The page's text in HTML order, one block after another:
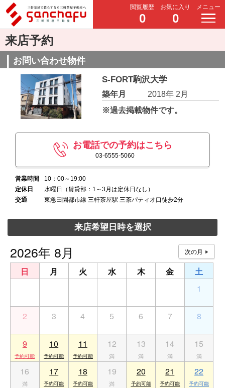
閲覧履歴
0
お気に入り
0
メニュー
来店予約
お問い合わせ物件
S-FORT駒沢大学
築年月
2018年 2月
※過去掲載物件です。
お電話での予約はこちら
03-6555-5060
営業時間
10：00～19:00
定休日
水曜日（賃貸部：1～3月は定休日なし）
交通
東急田園都市線 三軒茶屋駅 三茶パティオ口徒歩2分
来店希望日時を選択
2026年 8月
日 月 火 水 木 金
土
1
2 3 4 5 6 7 8
9 10 11 12 13 14 15
16 17 18 19 20 21 22